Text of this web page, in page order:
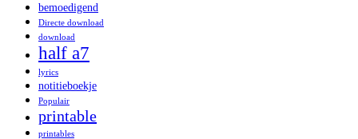
bemoedigend
Directe download
download
half a7
lyrics
notitieboekje
Populair
printable
printables